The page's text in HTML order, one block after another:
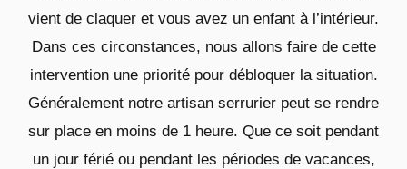
vient de claquer et vous avez un enfant à l’intérieur.
Dans ces circonstances, nous allons faire de cette
intervention une priorité pour débloquer la situation.
Généralement notre artisan serrurier peut se rendre
sur place en moins de 1 heure. Que ce soit pendant
un jour férié ou pendant les périodes de vacances,